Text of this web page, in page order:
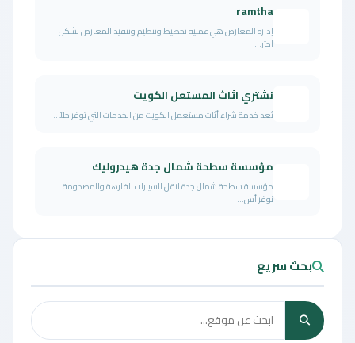
ramtha
إدارة المعارض هي عملية تخطيط وتنظيم وتنفيذ المعارض بشكل
احتر...
نشتري اثاث المستعل الكويت
تُعد خدمة شراء أثاث مستعمل الكويت من الخدمات التي توفر حلاً ...
مؤسسة سطحة شمال جدة هيدروليك
مؤسسة سطحة شمال جدة لنقل السيارات الفارهة والمصدومة.
نوفر أس...
بحث سريع